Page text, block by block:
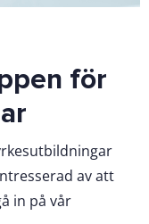
för
av att
in på vår